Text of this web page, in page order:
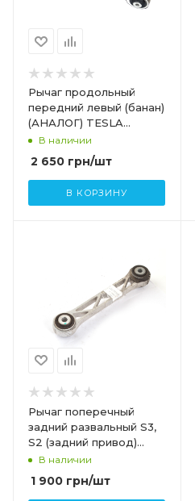
Рычаг продольный
передний левый (банан)
(АНАЛОГ) TESLA
MODEL S,SR,X 1041570-
В наличии
2 650 грн/шт
В КОРЗИНУ
Рычаг поперечный
задний развальный S3,
S2 (задний привод)
TESLA MODEL S,SR
6006840-00-B
В наличии
1 900 грн/шт